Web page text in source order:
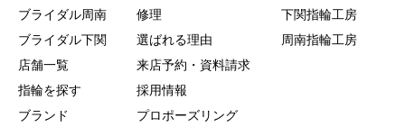
ブライダル周南
ブライダル下関
店舗一覧
指輪を探す
ブランド
修理
選ばれる理由
来店予約・資料請求
採用情報
プロポーズリング
下関指輪工房
周南指輪工房